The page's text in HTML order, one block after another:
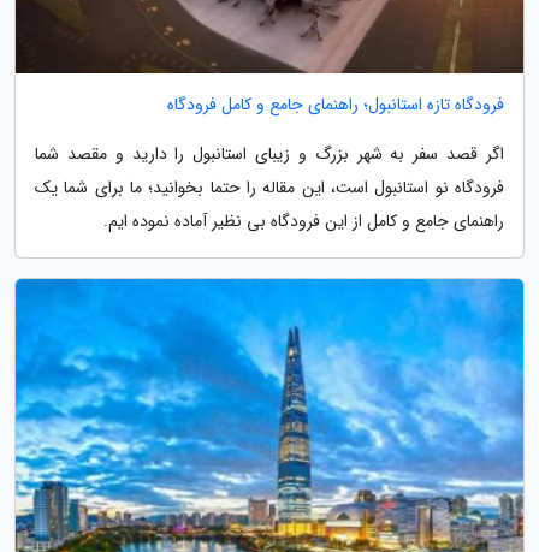
فرودگاه تازه استانبول؛ راهنمای جامع و کامل فرودگاه
اگر قصد سفر به شهر بزرگ و زیبای استانبول را دارید و مقصد شما
فرودگاه نو استانبول است، این مقاله را حتما بخوانید؛ ما برای شما یک
راهنمای جامع و کامل از این فرودگاه بی نظیر آماده نموده ایم.